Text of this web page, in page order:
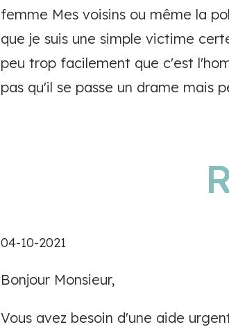
femme Mes voisins ou même la
que je suis une simple victime
peu trop facilement que c'est
pas qu'il se passe un drame mais
04-10-2021
Bonjour Monsieur,
Vous avez besoin d'une aide